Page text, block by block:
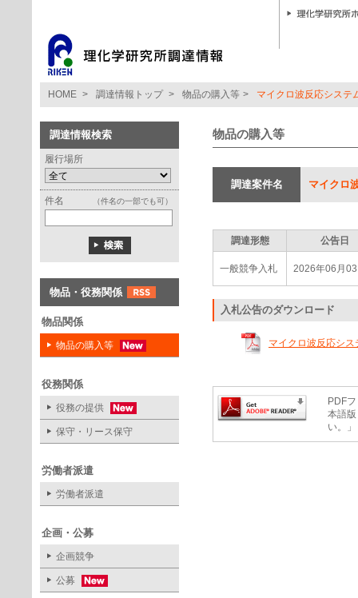
HOME > 調達情報トップ > 物品の購入等 > マイクロ波反応システ
調達情報検索
履行場所
件名 （件名の一部でも可）
物品・役務関係
物品関係
物品の購入等
役務関係
役務の提供
保守・リース保守
労働者派遣
労働者派遣
企画・公募
企画競争
公募
物品の購入等
調達案件名 マイクロ
調達形態 公告日
一般競争入札 2026年06月
入札公告のダウンロード
マイクロ波反応シ
PDF
本語
い。」